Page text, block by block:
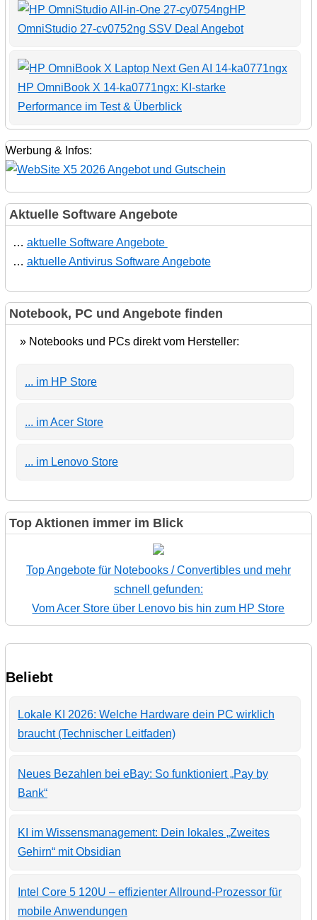
HP
OmniStudio 27-cv0752ng SSV Deal Angebot
HP OmniBook X 14-ka0771ngx: KI-starke
Performance im Test & Überblick
Werbung & Infos:
Aktuelle Software Angebote
… aktuelle Software Angebote
… aktuelle Antivirus Software Angebote
Notebook, PC und Angebote finden
» Notebooks und PCs direkt vom Hersteller:
... im HP Store
... im Acer Store
... im Lenovo Store
Top Aktionen immer im Blick
Top Angebote für Notebooks / Convertibles und mehr
schnell gefunden:
Vom Acer Store über Lenovo bis hin zum HP Store
Beliebt
Lokale KI 2026: Welche Hardware dein PC wirklich
braucht (Technischer Leitfaden)
Neues Bezahlen bei eBay: So funktioniert „Pay by
Bank“
KI im Wissensmanagement: Dein lokales „Zweites
Gehirn“ mit Obsidian
Intel Core 5 120U – effizienter Allround-Prozessor für
mobile Anwendungen